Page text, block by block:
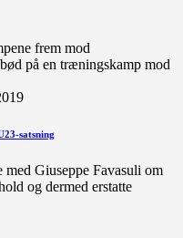
frem mod
på en træningskamp mod
satsning
Giuseppe Favasuli om
og dermed erstatte